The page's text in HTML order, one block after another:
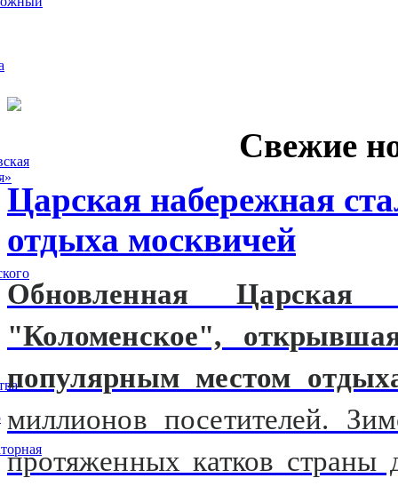
Свежие
Царская набережная
отдыха москвичей
Обновленная Царская
"Коломенское",
популярным местом
миллионов посетителей.
протяженных катков страны